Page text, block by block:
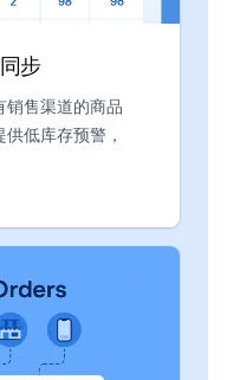
步
销售渠道的商品
低库存预警，